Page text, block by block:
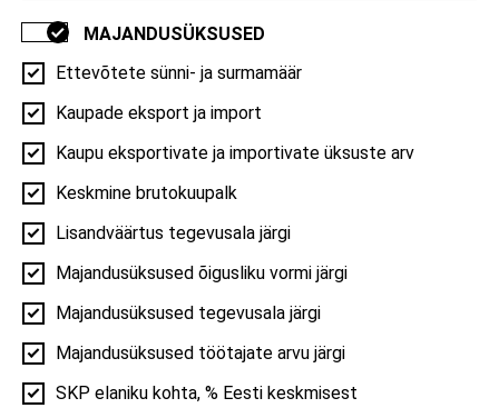
MAJANDUSÜKSUSED
Ettevõtete sünni- ja surmamäär
Kaupade eksport ja import
Kaupu eksportivate ja importivate üksuste arv
Keskmine brutokuupalk
Lisandväärtus tegevusala järgi
Majandusüksused õigusliku vormi järgi
Majandusüksused tegevusala järgi
Majandusüksused töötajate arvu järgi
SKP elaniku kohta, % Eesti keskmisest
0
0,35
0,7
Elussündinud